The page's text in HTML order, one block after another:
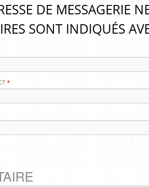
DE MESSAGERIE
SONT INDIQUÉS
*